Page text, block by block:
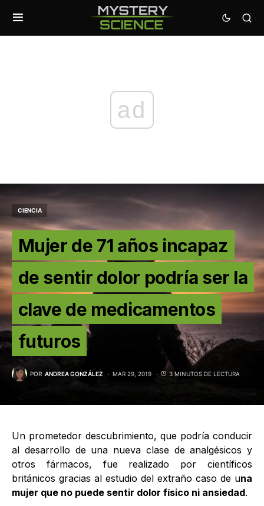
ad
CIENCIA
Mujer de 71 años incapaz
de sentir dolor podría ser la
clave de medicamentos
futuros
POR ANDREA GONZÁLEZ MAR 29, 2019 3 MINUTOS DE LECTURA
Un prometedor descubrimiento, que podría conducir
al desarrollo de una nueva clase de analgésicos y
otros fármacos, fue realizado por científicos
británicos gracias al estudio del extraño caso de una
mujer que no puede sentir dolor físico ni ansiedad.